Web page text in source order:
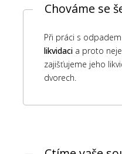
Chováme se
Při práci s
likvidacia proto
zajišťujeme jeho
dvorech.